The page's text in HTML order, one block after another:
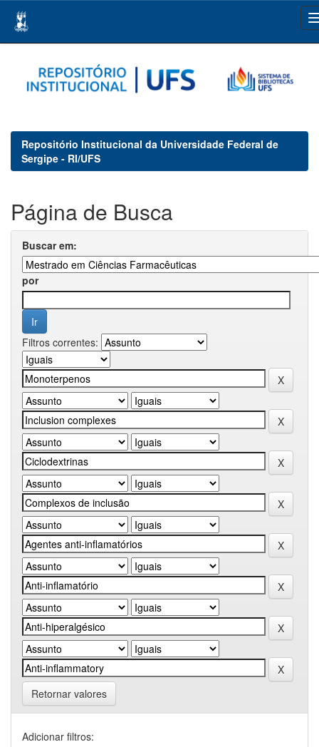
navigation
Repositório Institucional da Universidade Federal de
Sergipe - RI/UFS
Página de Busca
Buscar em:
por
Filtros correntes:
Retornar valores
Adicionar filtros: